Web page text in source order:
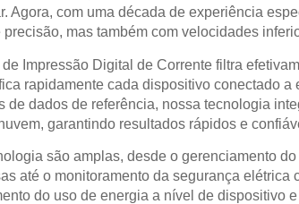
Agora, com uma década de experiência
mas também com velocidades
Impressão Digital de Corrente filtra
rapidamente cada dispositivo conectado a
de dados de referência, nossa tecnologia
garantindo resultados rápidos e
são amplas, desde o gerenciamento
até o monitoramento da segurança elétrica
do uso de energia a nível de dispositivo